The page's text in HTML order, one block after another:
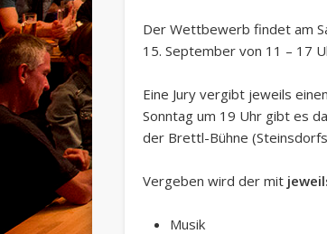
Der Wettbewerb findet am
15. September von 11 – 17
Eine Jury vergibt jeweils
Sonntag um 19 Uhr gibt es
der Brettl-Bühne
Vergeben wird der mit
Musik